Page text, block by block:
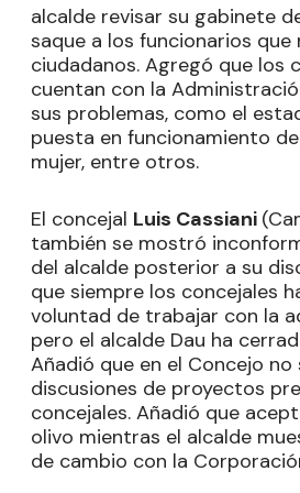
alcalde revisar su gabinete
saque a los funcionarios que
ciudadanos. Agregó que los
cuentan con la
sus problemas, como el
puesta en funcionamiento
mujer, entre otros.
El concejal Luis Cassiani
también se mostró
del alcalde posterior a su
que siempre los concejales
voluntad de trabajar con la
pero el alcalde Dau ha
Añadió que en el Concejo no
discusiones de proyectos
concejales. Añadió que
olivo mientras el alcalde
de cambio con la